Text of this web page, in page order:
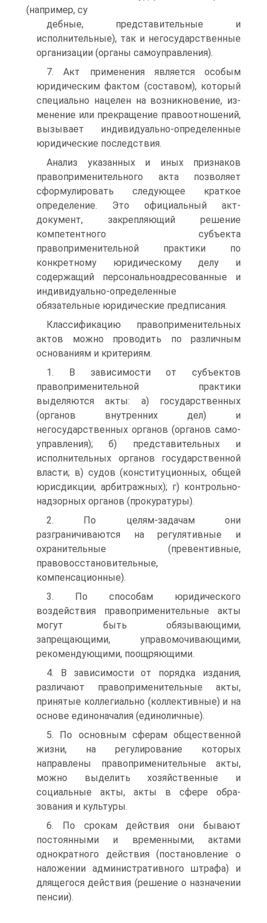
(например, су­
дебные, представительные и
исполнительные), так и негосудар­ственные
организации (органы самоуправления).
7. Акт применения является особым
юридическим фактом (составом), который
специально нацелен на возникновение, из­
менение или прекращение правоотношений,
вызывает индивиду­ально-определенные
юридические последствия.
Анализ указанных и иных признаков
правоприменительно­го акта позволяет
сформулировать следующее краткое
опреде­ление. Это официальный акт-
документ, закрепляющий решение
компетентного субъекта
правоприменительной практики по
конкретному юридическому делу и
содержащий персонально­адресованные и
индивидуально-определенные
обязательные юри­дические предписания.
Классификацию правоприменительных
актов можно проводить по различным
основаниям и критериям.
1. В зависимости от субъектов
правоприменительной практики
выделяются акты: а) государственных
(органов внутренних дел) и
негосударственных органов (органов само­
управления); б) представительных и
исполнительных органов государственной
власти; в) судов (конституционных, общей
юрисдикции, арбитражных); г) контрольно-
надзорных органов (прокуратуры).
2. По целям-задачам они
разграничиваются на регулятив­ные и
охранительные (превентивные,
правовосстановительные,
компенсационные).
3. По способам юридического
воздействия правопримени­тельные акты
могут быть обязывающими,
запрещающими, упра­вомочивающими,
рекомендующими, поощряющими.
4. В зависимости от порядка издания,
различают право­применительные акты,
принятые коллегиально (коллективные) и на
основе единоначалия (единоличные).
5. По основным сферам общественной
жизни, на регулиро­вание которых
направлены правоприменительные акты,
можно выделить хозяйственные и
социальные акты, акты в сфере обра­
зования и культуры.
6. По срокам действия они бывают
постоянными и времен­ными, актами
однократного действия (постановление о
наложе­нии административного штрафа) и
длящегося действия (решение о назначении
пенсии).